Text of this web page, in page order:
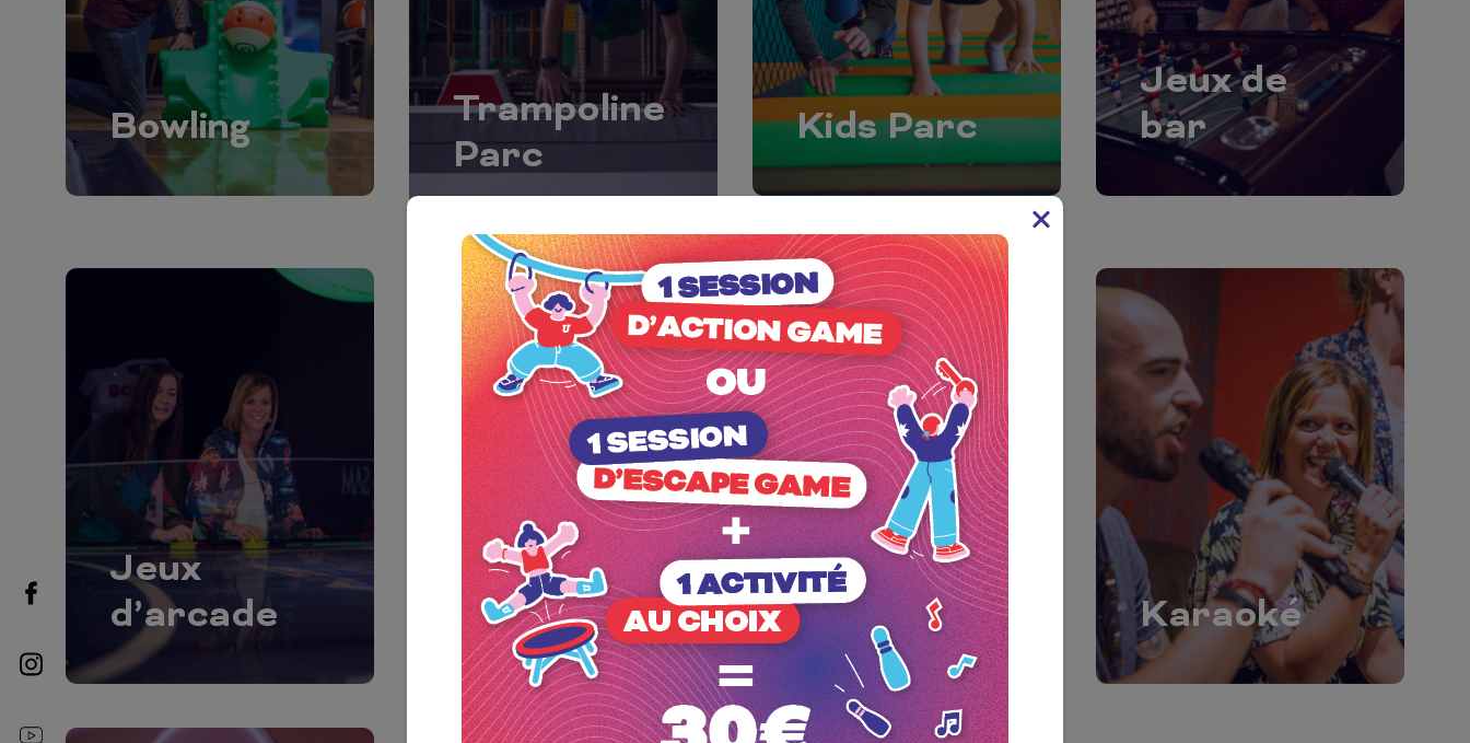
Bowling
Trampoline
Parc
Kids Parc
Jeux de
bar
Jeux
d’arcade
Action
Game –
Heroes
Academy
Escape
Game –
Fort
Boyard
Karaoké
Facebook
Instagram
Youtube